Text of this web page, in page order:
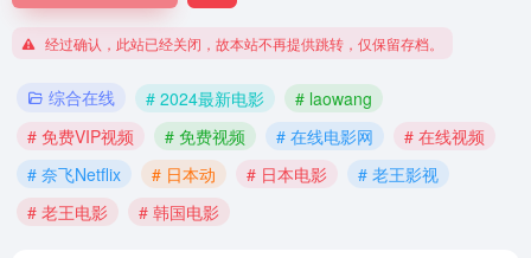
经过确认，此站已经关闭，故本站不再提供跳转，仅保留存档。
综合在线 # 2024最新电影
# laowang
# 免费VIP视频
# 免费视频 # 在线电影网
# 在线视频
# 奈飞Netflix
# 日本动 # 日本电影
# 老王影视
# 老王电影
# 韩国电影